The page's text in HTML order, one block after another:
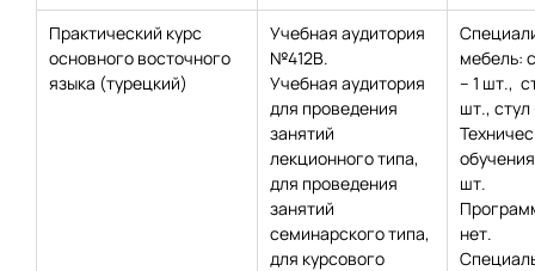
Практический курс
основного восточного
языка (турецкий)
Учебная аудитория
№412В.
Учебная аудитория
для проведения
занятий
лекционного типа,
для проведения
занятий
семинарского типа,
для курсового
мебель:
– 1 шт.,
шт.,
шт.
нет.